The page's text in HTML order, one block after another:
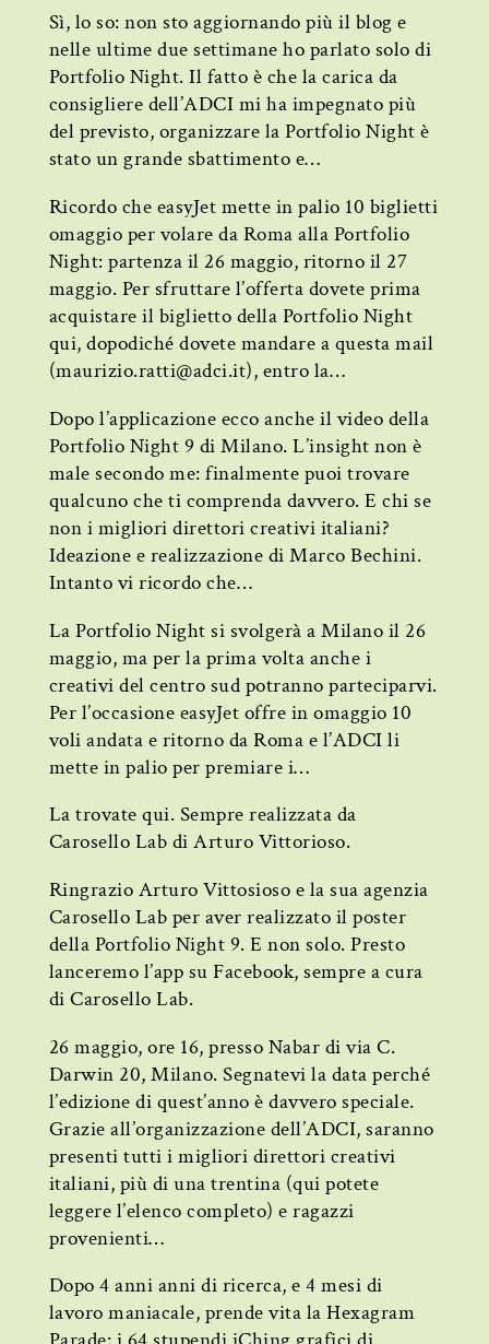
Sì, lo so: non sto aggiornando più il blog e
nelle ultime due settimane ho parlato solo di
Portfolio Night. Il fatto è che la carica da
consigliere dell’ADCI mi ha impegnato più
del previsto, organizzare la Portfolio Night è
stato un grande sbattimento e…
Ricordo che easyJet mette in palio 10 biglietti
omaggio per volare da Roma alla Portfolio
Night: partenza il 26 maggio, ritorno il 27
maggio. Per sfruttare l’offerta dovete prima
acquistare il biglietto della Portfolio Night
qui, dopodiché dovete mandare a questa mail
(maurizio.ratti@adci.it), entro la…
Dopo l’applicazione ecco anche il video della
Portfolio Night 9 di Milano. L’insight non è
male secondo me: finalmente puoi trovare
qualcuno che ti comprenda davvero. E chi se
non i migliori direttori creativi italiani?
Ideazione e realizzazione di Marco Bechini.
Intanto vi ricordo che…
La Portfolio Night si svolgerà a Milano il 26
maggio, ma per la prima volta anche i
creativi del centro sud potranno parteciparvi.
Per l’occasione easyJet offre in omaggio 10
voli andata e ritorno da Roma e l’ADCI li
mette in palio per premiare i…
La trovate qui. Sempre realizzata da
Carosello Lab di Arturo Vittorioso.
Ringrazio Arturo Vittosioso e la sua agenzia
Carosello Lab per aver realizzato il poster
della Portfolio Night 9. E non solo. Presto
lanceremo l’app su Facebook, sempre a cura
di Carosello Lab.
26 maggio, ore 16, presso Nabar di via C.
Darwin 20, Milano. Segnatevi la data perché
l’edizione di quest’anno è davvero speciale.
Grazie all’organizzazione dell’ADCI, saranno
presenti tutti i migliori direttori creativi
italiani, più di una trentina (qui potete
leggere l’elenco completo) e ragazzi
provenienti…
Dopo 4 anni anni di ricerca, e 4 mesi di
lavoro maniacale, prende vita la Hexagram